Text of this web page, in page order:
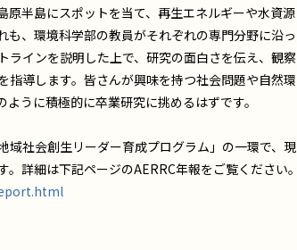
半島にスポットを当て、再生エネルギーや水資源
、環境科学部の教員がそれぞれの専門分野に沿っ
インを説明した上で、研究の面白さを伝え、観察
指導します。皆さんが興味を持つ社会問題や自然環
うに積極的に卒業研究に挑めるはずです。
域社会創生リーダー育成プログラム」の一環で、現
詳細は下記ページのAERRC年報をご覧ください。